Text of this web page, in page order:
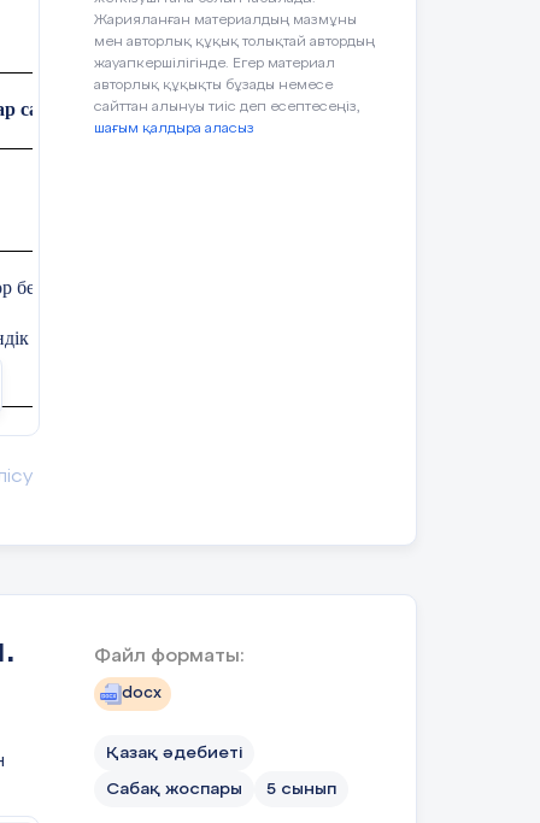
айқындалады.
көрсететін
автор бейнесін
Оқушылар өлеңдегі
саны:
анықтау;
құндылығы тұрғысынан талдап, әдеби эссе жазу
өлеңіндегі автор бейнесін анықтау, , шығармадағы
автор бейнесін анықтау, шығармадағы кейіпкерді
Сабақ барысы
Жарияланған материалдың мазмұны
мен авторлық құқық толықтай автордың
жауапкершілігінде. Егер материал
авторлық құқықты бұзады немесе
сайттан алынуы тиіс деп есептесеңіз,
шағым қалдыра аласыз
Файл форматы:
docx
Қазақ әдебиеті
Сабақ жоспары 5 сынып